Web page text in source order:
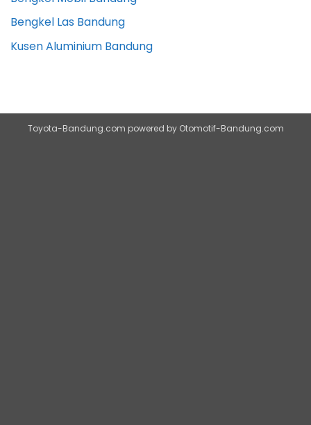
Bengkel Las Bandung
Kusen Aluminium Bandung
Toyota-Bandung.com powered by Otomotif-Bandung.com